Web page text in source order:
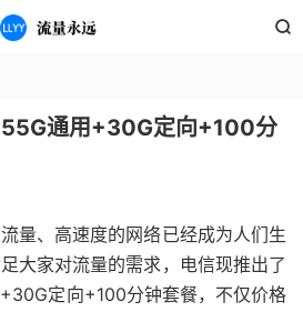

通用+30G定向+100分
量、高速度的网络已经成为人们生
大家对流量的需求，电信现推出了
定向+100分钟套餐，不仅价格